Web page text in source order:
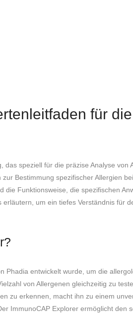
für die
speziell für die präzise Analyse von
Bestimmung spezifischer Allergien
Funktionsweise, die spezifischen
um ein tiefes Verständnis für
Phadia entwickelt wurde, um die
von Allergenen gleichzeitig zu
zu erkennen, macht ihn zu einem
ImmunoCAP Explorer ermöglicht den